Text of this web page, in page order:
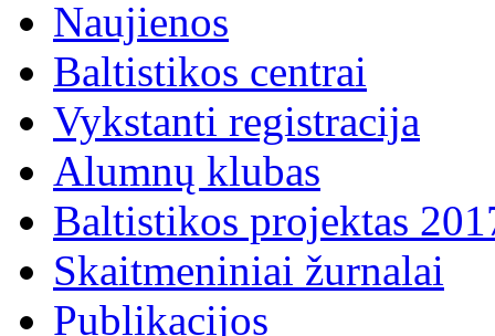
Naujienos
Baltistikos centrai
Vykstanti registracija
Alumnų klubas
Baltistikos projektas
Skaitmeniniai žurnalai
Publikacijos